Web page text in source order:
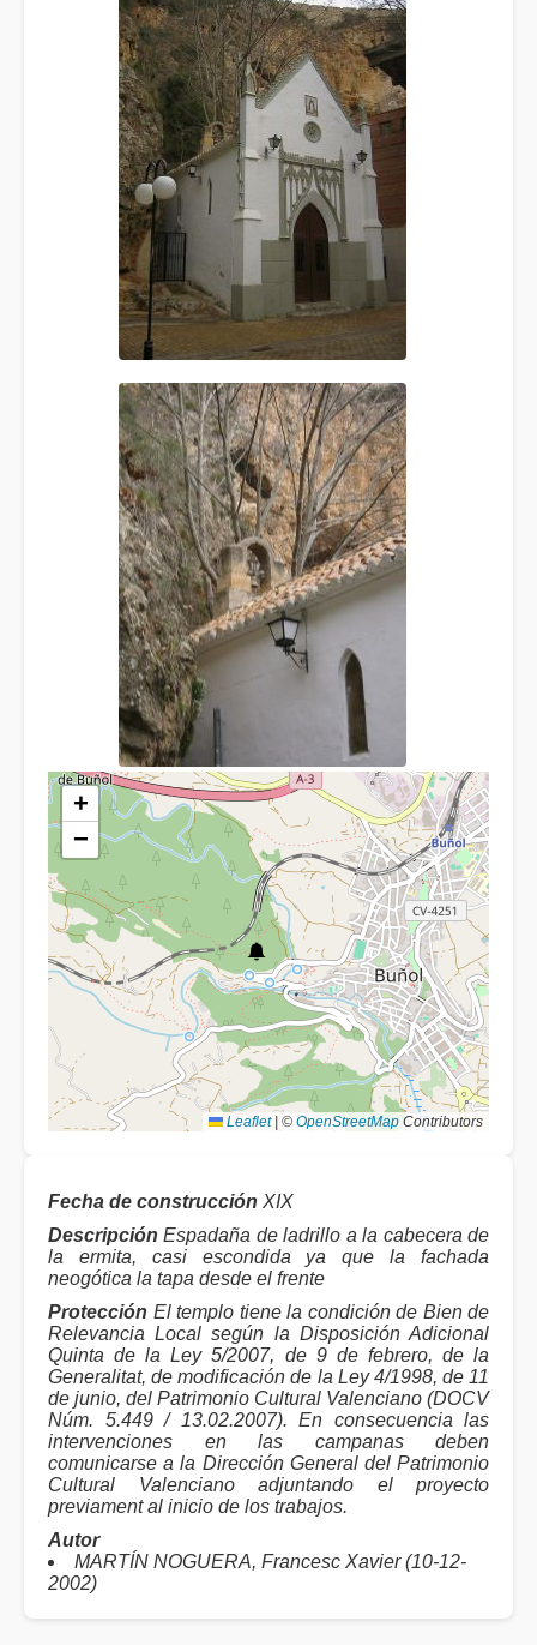
+
−
Leaflet © OpenStreetMap Contributors
Fecha de construcción XIX
Descripción Espadaña de ladrillo a la cabecera de
la ermita, casi escondida ya que la fachada
neogótica la tapa desde el frente
Protección El templo tiene la condición de Bien de
Relevancia Local según la Disposición Adicional
Quinta de la Ley 5/2007, de 9 de febrero, de la
Generalitat, de modificación de la Ley 4/1998, de 11
de junio, del Patrimonio Cultural Valenciano (DOCV
Núm. 5.449 / 13.02.2007). En consecuencia las
intervenciones en las campanas deben
comunicarse a la Dirección General del Patrimonio
Cultural Valenciano adjuntando el proyecto
previament al inicio de los trabajos.
Autor
MARTÍN NOGUERA, Francesc Xavier (10-12-
2002)